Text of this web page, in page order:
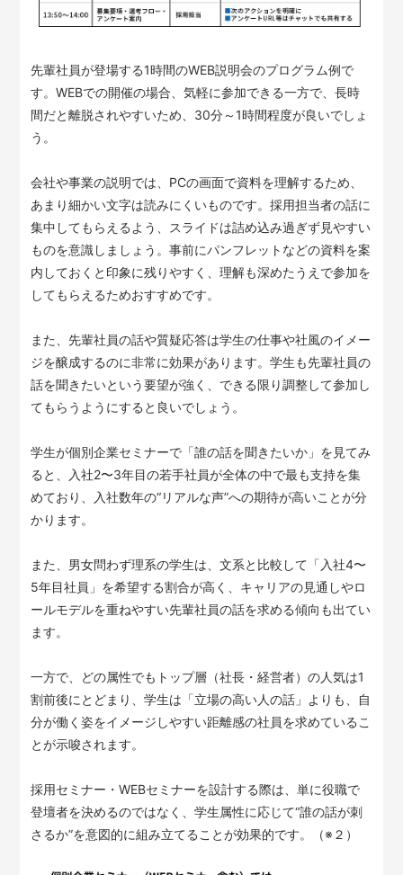
先輩社員が登場する1時間のWEB説明会のプログラム例で
す。WEBでの開催の場合、気軽に参加できる一方で、長時
間だと離脱されやすいため、30分～1時間程度が良いでしょ
う。
会社や事業の説明では、PCの画面で資料を理解するため、
あまり細かい文字は読みにくいものです。採用担当者の話に
集中してもらえるよう、スライドは詰め込み過ぎず見やすい
ものを意識しましょう。事前にパンフレットなどの資料を案
内しておくと印象に残りやすく、理解も深めたうえで参加を
してもらえるためおすすめです。
また、先輩社員の話や質疑応答は学生の仕事や社風のイメー
ジを醸成するのに非常に効果があります。学生も先輩社員の
話を聞きたいという要望が強く、できる限り調整して参加し
てもらうようにすると良いでしょう。
学生が個別企業セミナーで「誰の話を聞きたいか」を見てみ
ると、入社2〜3年目の若手社員が全体の中で最も支持を集
めており、入社数年の“リアルな声”への期待が高いことが分
かります。
また、男女問わず理系の学生は、文系と比較して「入社4〜
5年目社員」を希望する割合が高く、キャリアの見通しやロ
ールモデルを重ねやすい先輩社員の話を求める傾向も出てい
ます。
一方で、どの属性でもトップ層（社長・経営者）の人気は1
割前後にとどまり、学生は「立場の高い人の話」よりも、自
分が働く姿をイメージしやすい距離感の社員を求めているこ
とが示唆されます。
採用セミナー・WEBセミナーを設計する際は、単に役職で
登壇者を決めるのではなく、学生属性に応じて“誰の話が刺
さるか”を意図的に組み立てることが効果的です。（※２）